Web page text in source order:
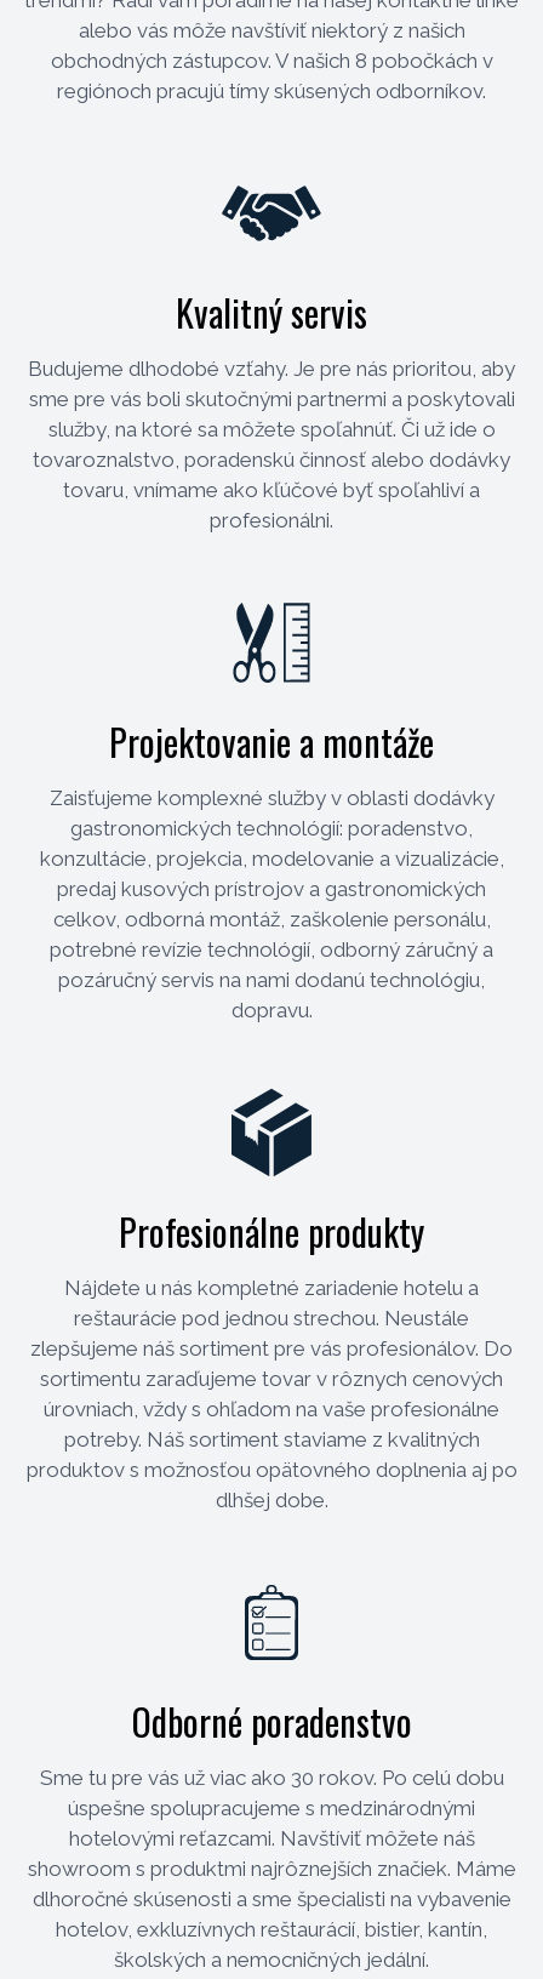
alebo vás môže navštíviť niektorý z našich
obchodných zástupcov. V našich 8 pobočkách v
regiónoch pracujú tímy skúsených odborníkov.
Kvalitný servis
Budujeme dlhodobé vzťahy. Je pre nás prioritou, aby
sme pre vás boli skutočnými partnermi a poskytovali
služby, na ktoré sa môžete spoľahnúť. Či už ide o
tovaroznalstvo, poradenskú činnosť alebo dodávky
tovaru, vnímame ako kľúčové byť spoľahliví a
profesionálni.
Projektovanie a montáže
Zaisťujeme komplexné služby v oblasti dodávky
gastronomických technológií: poradenstvo,
konzultácie, projekcia, modelovanie a vizualizácie,
predaj kusových prístrojov a gastronomických
celkov, odborná montáž, zaškolenie personálu,
potrebné revízie technológií, odborný záručný a
pozáručný servis na nami dodanú technológiu,
dopravu.
Profesionálne produkty
Nájdete u nás kompletné zariadenie hotelu a
reštaurácie pod jednou strechou. Neustále
zlepšujeme náš sortiment pre vás profesionálov. Do
sortimentu zaraďujeme tovar v rôznych cenových
úrovniach, vždy s ohľadom na vaše profesionálne
potreby. Náš sortiment staviame z kvalitných
produktov s možnosťou opätovného doplnenia aj po
dlhšej dobe.
Odborné poradenstvo
Sme tu pre vás už viac ako 30 rokov. Po celú dobu
úspešne spolupracujeme s medzinárodnými
hotelovými reťazcami. Navštíviť môžete náš
showroom s produktmi najrôznejších značiek. Máme
dlhoročné skúsenosti a sme špecialisti na vybavenie
hotelov, exkluzívnych reštaurácií, bistier, kantín,
školských a nemocničných jedální.